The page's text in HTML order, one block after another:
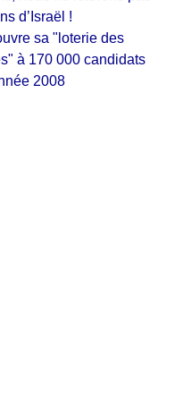
d’Israël !
sa "loterie des
à 170 000 candidats
2008